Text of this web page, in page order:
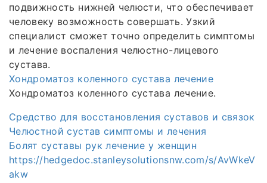
подвижность нижней челюсти, что обеспечивает
человеку возможность совершать. Узкий
специалист сможет точно определить симптомы
и лечение воспаления челюстно-лицевого
сустава.
Хондроматоз коленного сустава лечение
Хондроматоз коленного сустава лечение.
Средство для восстановления суставов и связок
Челюстной сустав симптомы и лечения
Болят суставы рук лечение у женщин
https://hedgedoc.stanleysolutionsnw.com/s/AvWkeV
akw